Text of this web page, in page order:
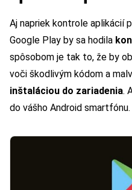
Aj napriek kontrole aplikácií
Google Play by sa hodila
spôsobom je tak to, že by
voči škodlivým kódom a
inštaláciou do zariadenia.
do vášho Android smartfónu.